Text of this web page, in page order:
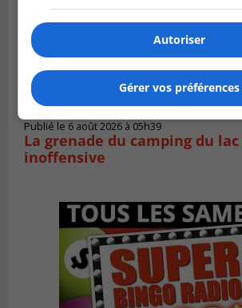
Publié le 6 août 2026 à 05h39
La grenade du camping du
inoffensive
Autoriser
Gérer vos préférences